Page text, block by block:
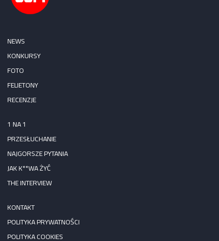
NEWS
KONKURSY
FOTO
FELIETONY
RECENZJE
1 NA 1
PRZESŁUCHANIE
NAJGORSZE PYTANIA
JAK K**WA ŻYĆ
THE INTERVIEW
KONTAKT
POLITYKA PRYWATNOŚCI
POLITYKA COOKIES